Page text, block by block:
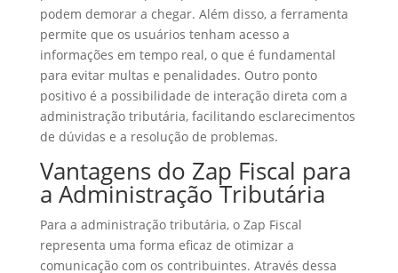
podem demorar a chegar. Além disso, a ferramenta
permite que os usuários tenham acesso a
informações em tempo real, o que é fundamental
para evitar multas e penalidades. Outro ponto
positivo é a possibilidade de interação direta com a
administração tributária, facilitando esclarecimentos
de dúvidas e a resolução de problemas.
Vantagens do Zap Fiscal para
a Administração Tributária
Para a administração tributária, o Zap Fiscal
representa uma forma eficaz de otimizar a
comunicação com os contribuintes. Através dessa